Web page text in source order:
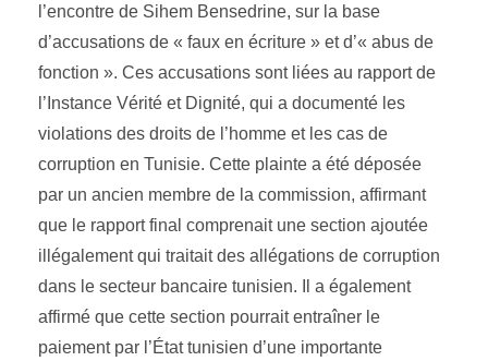
l’encontre de Sihem Bensedrine, sur la base
d’accusations de « faux en écriture » et d’« abus de
fonction ». Ces accusations sont liées au rapport de
l’Instance Vérité et Dignité, qui a documenté les
violations des droits de l’homme et les cas de
corruption en Tunisie. Cette plainte a été déposée
par un ancien membre de la commission, affirmant
que le rapport final comprenait une section ajoutée
illégalement qui traitait des allégations de corruption
dans le secteur bancaire tunisien. Il a également
affirmé que cette section pourrait entraîner le
paiement par l’État tunisien d’une importante